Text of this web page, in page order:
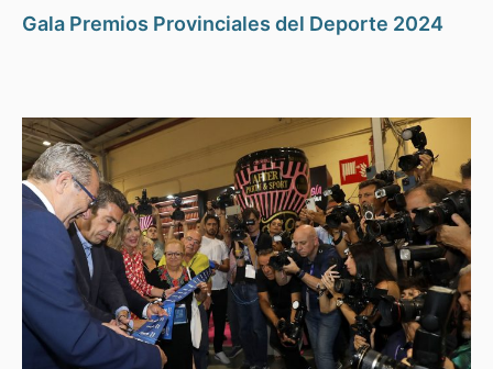
Gala Premios Provinciales del Deporte 2024